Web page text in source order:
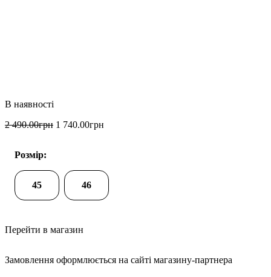
2 490.00грн 1 740.00грн
Розмір:
45 46
Перейти в магазин
Замовлення оформлюється на сайті магазину-партнера